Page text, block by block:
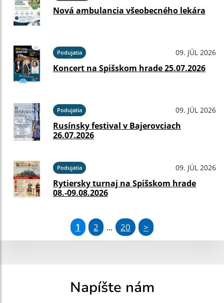
Nová ambulancia všeobecného lekára
Podujatia 09. JÚL 2026
Koncert na Spišskom hrade 25.07.2026
Podujatia 09. JÚL 2026
Rusínsky festival v Bajerovciach
26.07.2026
Podujatia 09. JÚL 2026
Rytiersky turnaj na Spišskom hrade
08.-09.08.2026
1 2 ... 20 >
Napíšte nám